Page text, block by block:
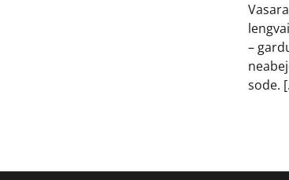
–
sode.